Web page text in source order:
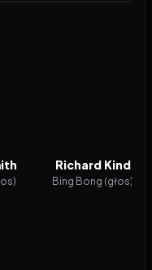
Richard Kind
Bing Bong (głos)